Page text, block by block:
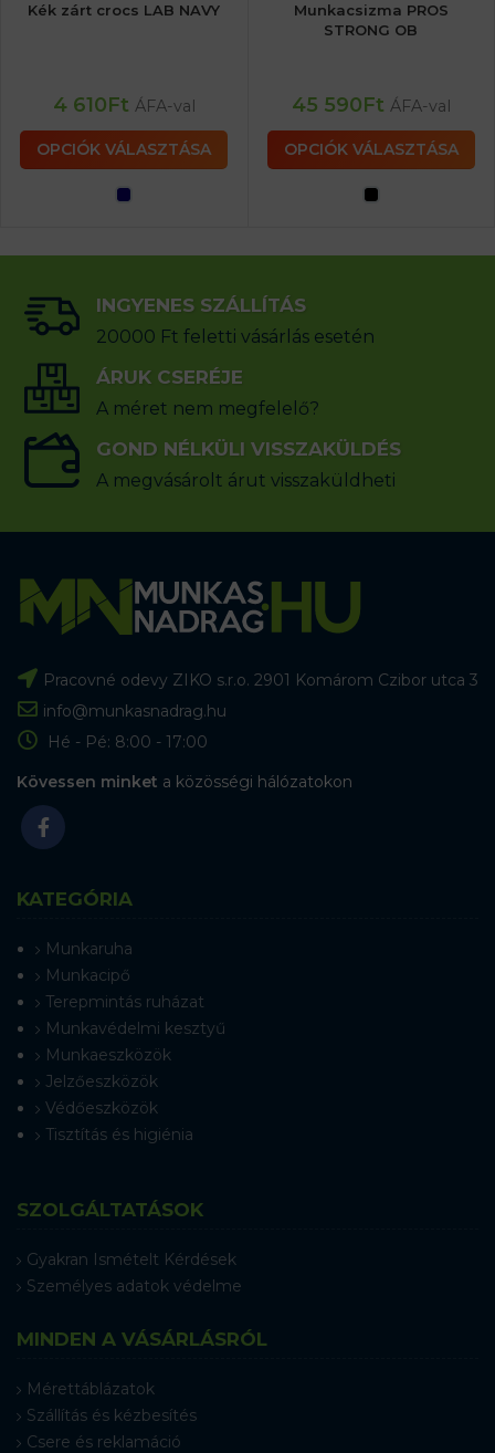
Kék zárt crocs LAB NAVY
4 610Ft ÁFA-val
OPCIÓK VÁLASZTÁSA
Munkacsizma PROS
STRONG OB
45 590Ft ÁFA-val
OPCIÓK VÁLASZTÁSA
INGYENES SZÁLLÍTÁS
20000 Ft feletti vásárlás esetén
ÁRUK CSERÉJE
A méret nem megfelelő?
GOND NÉLKÜLI VISSZAKÜLDÉS
A megvásárolt árut visszaküldheti
Pracovné odevy ZIKO s.r.o. 2901 Komárom Czibor utca 3
info@munkasnadrag.hu
Hé - Pé: 8:00 - 17:00
Kövessen minket a közösségi hálózatokon
KATEGÓRIA
Munkaruha
Munkacipő
Terepmintás ruházat
Munkavédelmi kesztyű
Munkaeszközök
Jelzőeszközök
Védőeszközök
Tisztítás és higiénia
SZOLGÁLTATÁSOK
Gyakran Ismételt Kérdések
Személyes adatok védelme
MINDEN A VÁSÁRLÁSRÓL
Mérettáblázatok
Szállítás és kézbesítés
Csere és reklamáció